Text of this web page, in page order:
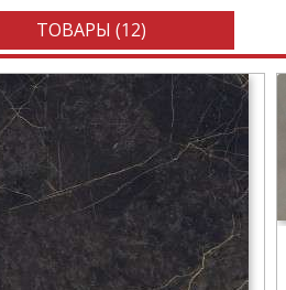
ТОВАРЫ (12)